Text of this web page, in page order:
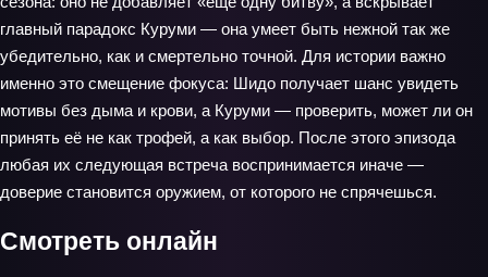
главный парадокс Куруми — она умеет быть нежной так же
убедительно, как и смертельно точной. Для истории важно
именно это смещение фокуса: Шидо получает шанс увидеть
мотивы без дыма и крови, а Куруми — проверить, может ли он
принять её не как трофей, а как выбор. После этого эпизода
любая их следующая встреча воспринимается иначе —
доверие становится оружием, от которого не спрячешься.
Смотреть онлайн